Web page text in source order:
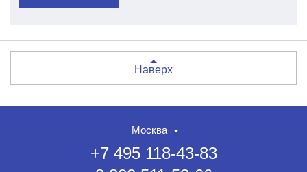
Наверх
Москва
+7 495 118-43-83